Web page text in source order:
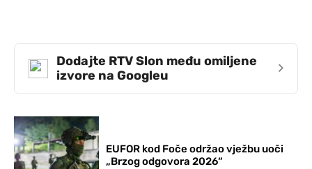
Dodajte RTV Slon među omiljene
izvore na Googleu
›
EUFOR kod Foče održao vježbu uoči
„Brzog odgovora 2026“